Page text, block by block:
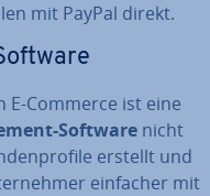
mit PayPal direkt.
E-Commerce ist eine
Software nicht
erstellt und
einfacher mit